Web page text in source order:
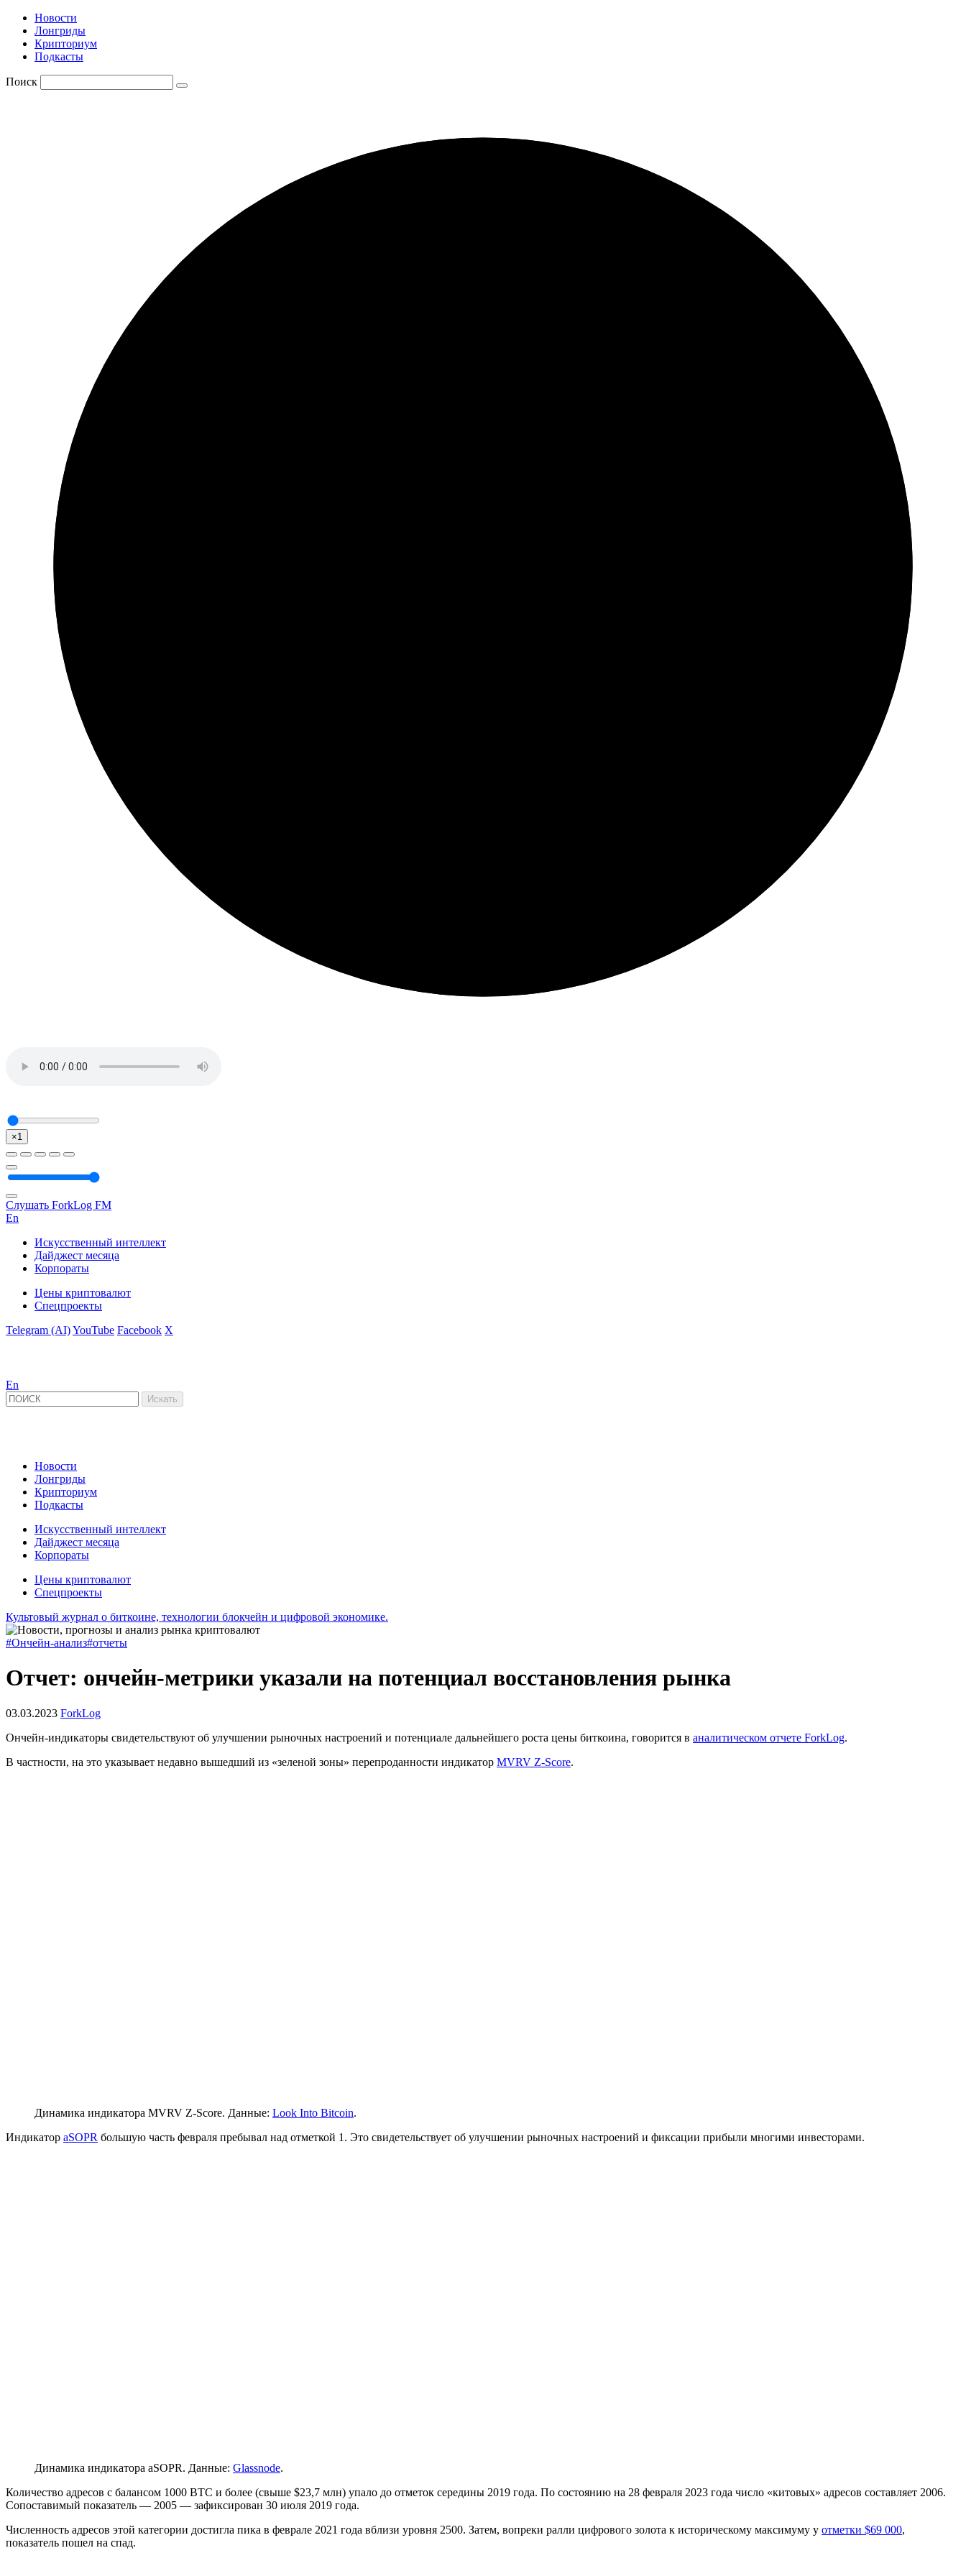
Новости
Лонгриды
Крипториум
Подкасты
Поиск
×1
Слушать ForkLog FM
En
Искусственный интеллект
Дайджест месяца
Корпораты
Цены криптовалют
Спецпроекты
Telegram (AI)YouTube Facebook X
En
Новости
Лонгриды
Крипториум
Подкасты
Искусственный интеллект
Дайджест месяца
Корпораты
Цены криптовалют
Спецпроекты
Культовый журнал о биткоине, технологии блокчейн и цифровой экономике.
#Ончейн-анализ#отчеты
Отчет: ончейн-метрики указали на потенциал восстановления рынка
03.03.2023 ForkLog
Ончейн-индикаторы свидетельствуют об улучшении рыночных настроений и потенциале дальнейшего роста цены биткоина, говорится в аналитическом отчете ForkLog.
В частности, на это указывает недавно вышедший из «зеленой зоны» перепроданности индикатор MVRV Z-Score.
Динамика индикатора MVRV Z-Score. Данные: Look Into Bitcoin.
Индикатор aSOPR большую часть февраля пребывал над отметкой 1. Это свидетельствует об улучшении рыночных настроений и фиксации прибыли многими инвесторами.
Динамика индикатора aSOPR. Данные: Glassnode.
Количество адресов с балансом 1000 BTC и более (свыше $23,7 млн) упало до отметок середины 2019 года. По состоянию на 28 февраля 2023 года число «китовых» адресов составляет 2006.
Сопоставимый показатель — 2005 — зафиксирован 30 июля 2019 года.
Численность адресов этой категории достигла пика в феврале 2021 года вблизи уровня 2500. Затем, вопреки ралли цифрового золота к историческому максимуму у отметки $69 000,
показатель пошел на спад.